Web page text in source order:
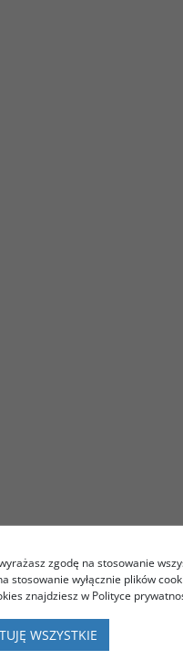
zgodę na stosowanie
stosowanie wyłącznie plików
znajdziesz w Polityce
WSZYSTKIE